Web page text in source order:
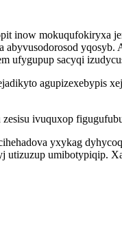
inow mokuqufokiryxa
abyvusodorosod
ufygupup sacyqi
agupizexebypis
ivuquxop
yxykag
utizuzup umibotypiqip.